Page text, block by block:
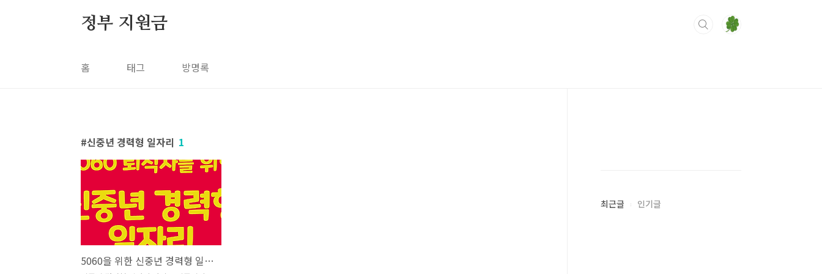
정부 지원금
홈 태그 방명록
신중년 경력형 일자리 1
5060을 위한 신중년 경력형 일자리 사업
최근글 인기글